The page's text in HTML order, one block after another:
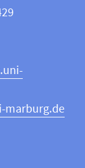
marburg.de